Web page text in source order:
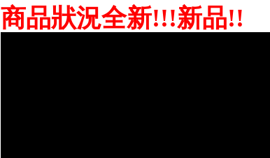
商品狀況全新!!!新品!!